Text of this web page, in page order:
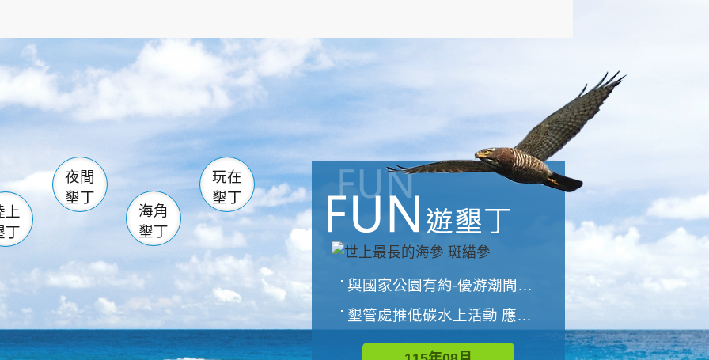
南仁湖
滿州 佳樂水
森林遊樂區
墾管處遊客中心
社頂公園 風吹沙
船帆石 龍磐公園
香蕉灣 龍坑
鵝鑾鼻
上
丁
夜間
墾丁
海角
墾丁
玩在
墾丁
與國家公園有約-優游潮間探險者
墾管處推低碳水上活動 應屆畢業生限額免費參加
世界地球清潔日 墾管處辦理「2026年墾丁國家公園沙灘淨灘活動
115年09月